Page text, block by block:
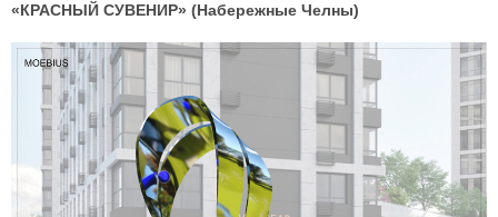
«КРАСНЫЙ СУВЕНИР» (Набережные Челны)